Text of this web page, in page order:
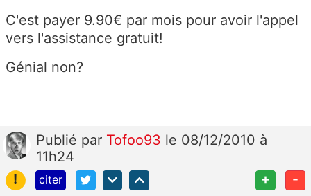
C'est payer 9.90€ par mois pour avoir l'appel
vers l'assistance gratuit!
Génial non?
Publié par Tofoo93 le 08/12/2010 à
11h24
!
citer + -